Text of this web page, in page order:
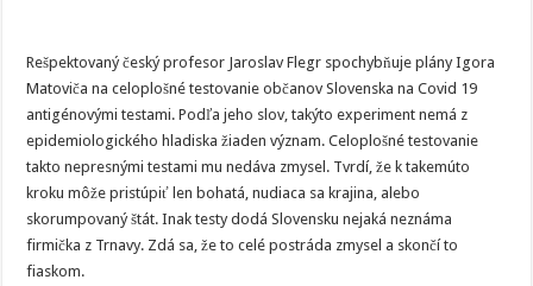
Rešpektovaný český profesor Jaroslav Flegr spochybňuje plány Igora
Matoviča na celoplošné testovanie občanov Slovenska na Covid 19
antigénovými testami. Podľa jeho slov, takýto experiment nemá z
epidemiologického hladiska žiaden význam. Celoplošné testovanie
takto nepresnými testami mu nedáva zmysel. Tvrdí, že k takemúto
kroku môže pristúpiť len bohatá, nudiaca sa krajina, alebo
skorumpovaný štát. Inak testy dodá Slovensku nejaká neznáma
firmička z Trnavy. Zdá sa, že to celé postráda zmysel a skončí to
fiaskom.